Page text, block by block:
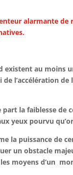
alarmante de
existent au moins
de l’accélération de
part la faiblesse de
yeux pourvu
la puissance de
un obstacle
moyens d’un